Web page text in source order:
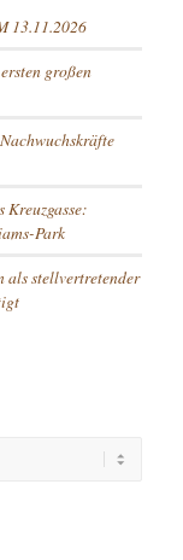
13.11.2026
großen
Park
als stellvertretender